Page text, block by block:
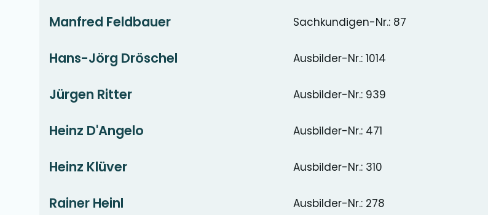
Manfred Feldbauer Sachkundigen-Nr.: 87
Hans-Jörg Dröschel Ausbilder-Nr.: 1014
Jürgen Ritter Ausbilder-Nr.: 939
Heinz D'Angelo Ausbilder-Nr.: 471
Heinz Klüver Ausbilder-Nr.: 310
Rainer Heinl Ausbilder-Nr.: 278